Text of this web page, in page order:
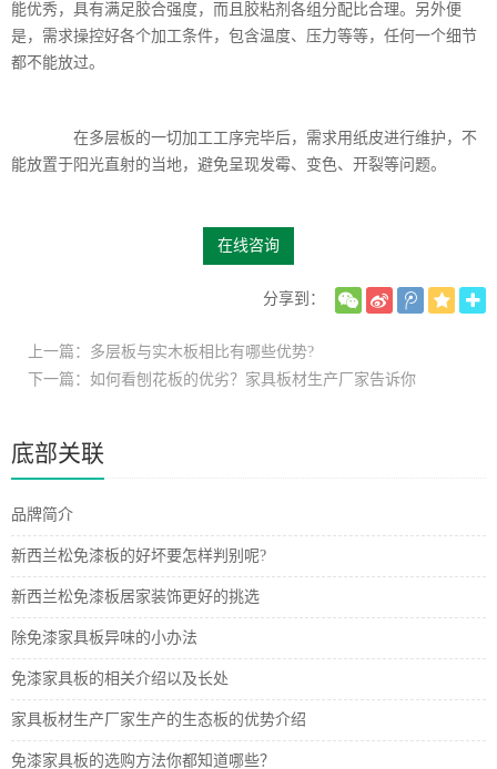
能优秀，具有满足胶合强度，而且胶粘剂各组分配比合理。另外便
是，需求操控好各个加工条件，包含温度、压力等等，任何一个细节
都不能放过。
在多层板的一切加工工序完毕后，需求用纸皮进行维护，不
能放置于阳光直射的当地，避免呈现发霉、变色、开裂等问题。
在线咨询
分享到：
上一篇：多层板与实木板相比有哪些优势?
下一篇：如何看刨花板的优劣？家具板材生产厂家告诉你
底部关联
品牌简介
新西兰松免漆板的好坏要怎样判别呢?
新西兰松免漆板居家装饰更好的挑选
除免漆家具板异味的小办法
免漆家具板的相关介绍以及长处
家具板材生产厂家生产的生态板的优势介绍
免漆家具板的选购方法你都知道哪些？